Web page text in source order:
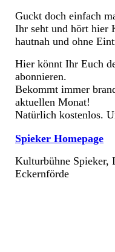
Guckt doch einfach
Ihr seht und hört hier
hautnah und ohne
Hier könnt Ihr Euch
abonnieren.
Bekommt immer
aktuellen Monat!
Natürlich kostenlos.
Spieker Homepage
Kulturbühne Spieker,
Eckernförde